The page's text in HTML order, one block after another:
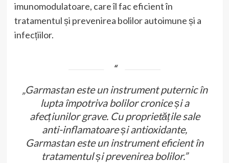
imunomodulatoare, care îl fac eficient în
tratamentul și prevenirea bolilor autoimune și a
infecțiilor.
„Garmastan este un instrument puternic în
lupta împotriva bolilor cronice și a
afecțiunilor grave. Cu proprietățile sale
anti-inflamatoare și antioxidante,
Garmastan este un instrument eficient în
tratamentul și prevenirea bolilor.”